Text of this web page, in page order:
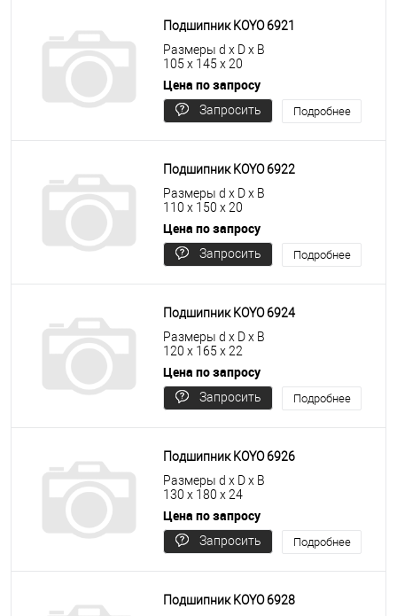
Подшипник KOYO 6921
Размеры d x D x B
105 x 145 x 20
Цена по запросу
Запросить
Подробнее
Подшипник KOYO 6922
Размеры d x D x B
110 x 150 x 20
Цена по запросу
Запросить
Подробнее
Подшипник KOYO 6924
Размеры d x D x B
120 x 165 x 22
Цена по запросу
Запросить
Подробнее
Подшипник KOYO 6926
Размеры d x D x B
130 x 180 x 24
Цена по запросу
Запросить
Подробнее
Подшипник KOYO 6928